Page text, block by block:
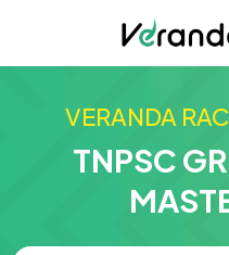
VERANDA
TNPSC